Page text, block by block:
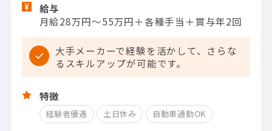
給与
月給28万円～55万円＋各種手当＋賞与年2回
大手メーカーで経験を活かして、さらな
るスキルアップが可能です。
特徴
経験者優遇 土日休み 自動車通勤OK